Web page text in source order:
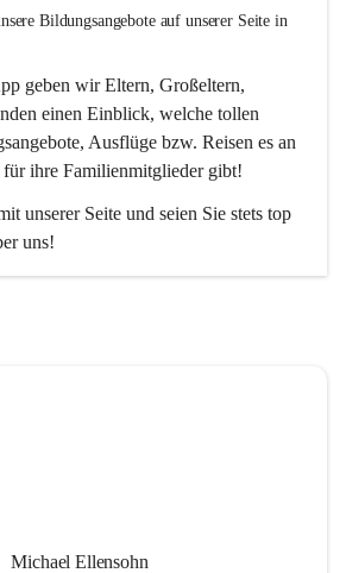
Bildungsangebote auf unserer Seite in
geben wir Eltern, Großeltern,
einen Einblick, welche tollen
Ausflüge bzw. Reisen es an
ihre Familienmitglieder gibt!
unserer Seite und seien Sie stets top
uns!
Michael Ellensohn